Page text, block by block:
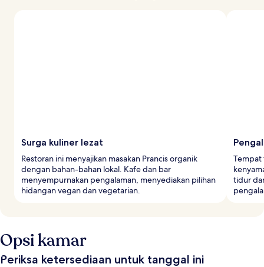
Surga kuliner lezat
Restoran ini menyajikan masakan Prancis organik
dengan bahan-bahan lokal. Kafe dan bar
menyempurnakan pengalaman, menyediakan pilihan
hidangan vegan dan vegetarian.
tidur
Opsi kamar
Periksa ketersediaan untuk tanggal ini